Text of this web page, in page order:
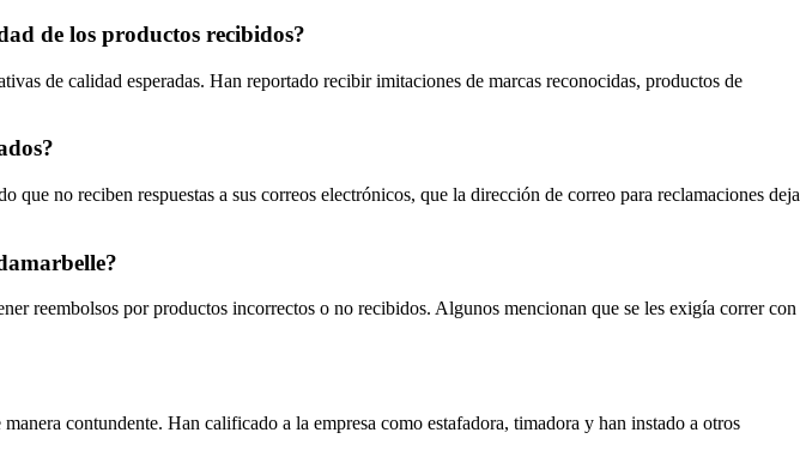
de los productos recibidos?
de calidad esperadas. Han reportado recibir imitaciones de marcas reconocidas, productos de
no reciben respuestas a sus correos electrónicos, que la dirección de correo para reclamaciones deja
reembolsos por productos incorrectos o no recibidos. Algunos mencionan que se les exigía correr con
contundente. Han calificado a la empresa como estafadora, timadora y han instado a otros